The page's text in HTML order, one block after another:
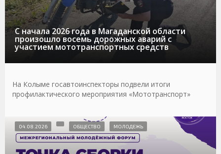
С начала 2026 года в Магаданской области
произошло восемь дорожных аварий с
участием мототранспортных средств
На Колыме госавтоинспекторы подвели итоги
профилактического мероприятия «Мототранспорт»
04.08.2026 ОБЩЕСТВО МОЛОДЕЖЬ